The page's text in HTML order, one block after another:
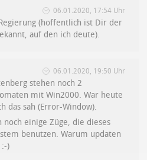
06.01.2020, 17:54 Uhr
(hoffentlich ist Dir der
auf den ich deute).
06.01.2020, 19:50 Uhr
stehen noch 2
mit Win2000. War heute
das sah (Error-Window).
noch einige Züge, die dieses
benutzen. Warum updaten
)